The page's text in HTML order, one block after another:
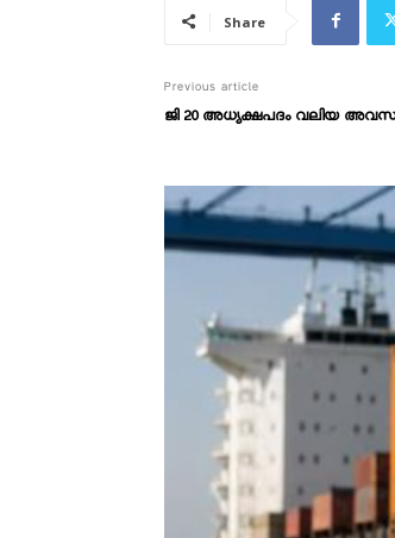
Share
Previous article
ജി 20 അധ്യക്ഷപദം വലിയ